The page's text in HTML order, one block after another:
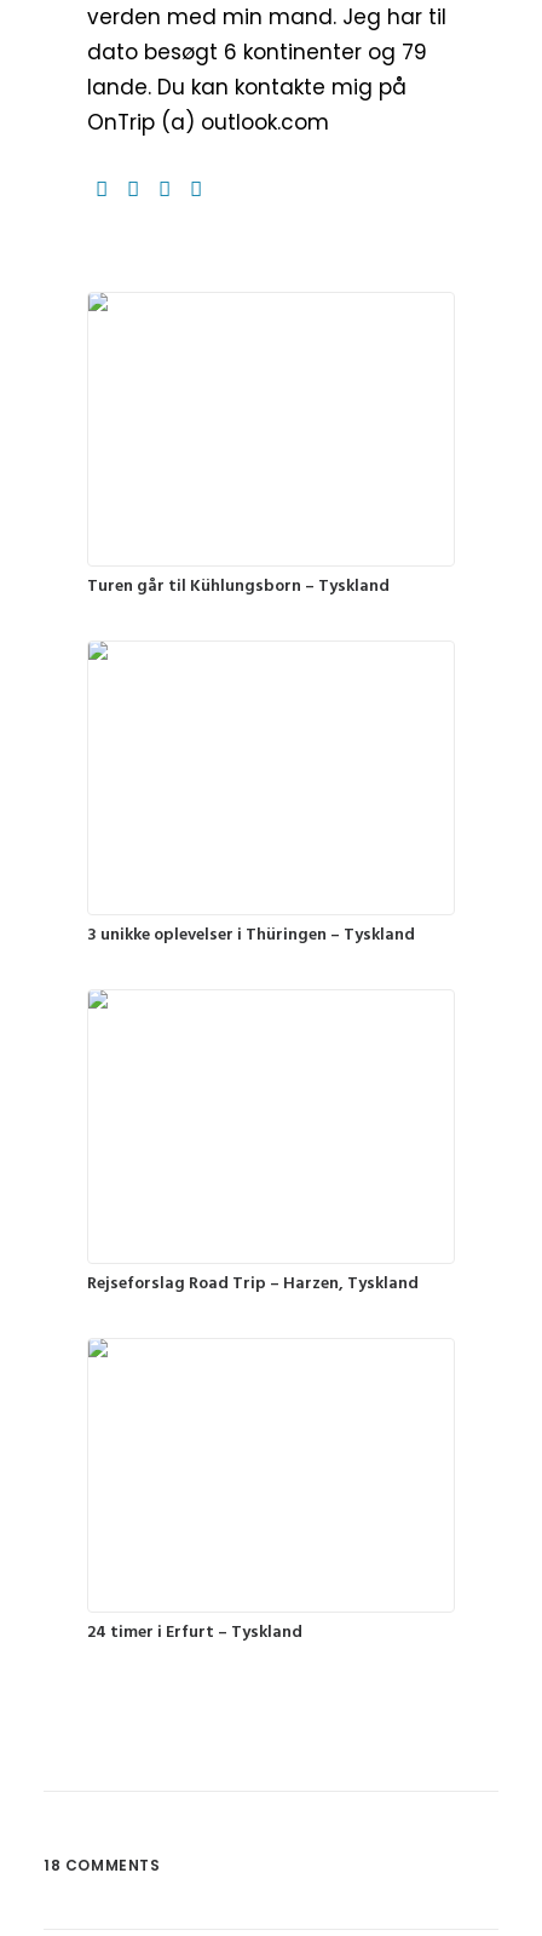
verden med min mand. Jeg har til
dato besøgt 6 kontinenter og 79
lande. Du kan kontakte mig på
OnTrip (a) outlook.com
Turen går til Kühlungsborn – Tyskland
3 unikke oplevelser i Thüringen – Tyskland
Rejseforslag Road Trip – Harzen, Tyskland
24 timer i Erfurt – Tyskland
18 COMMENTS